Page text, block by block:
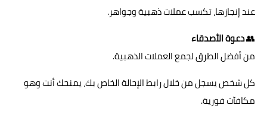
عند إنجازها، تكسب عملات ذهبية وجواهر.
👥دعوة الأصدقاء
من أفضل الطرق لجمع العملات الذهبية.
كل شخص يسجل من خلال رابط الإحالة الخاص بك، يمنحك أنت وهو
مكافآت فورية.